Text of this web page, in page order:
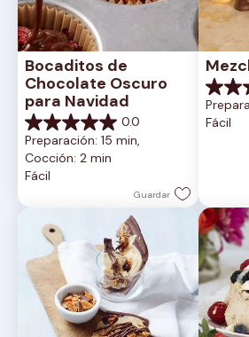
Bocaditos de
Chocolate Oscuro
para Navidad
0.0
0.0
de
5
estrellas.
Preparación: 15 min,
Cocción: 2 min
Fácil
Guardar
0.0
de
5
Fácil